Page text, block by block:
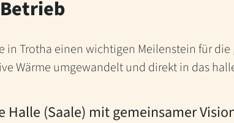
Trotha einen wichtigen Meilenstein für die
Wärme umgewandelt und direkt in das
(Saale) mit gemeinsamer